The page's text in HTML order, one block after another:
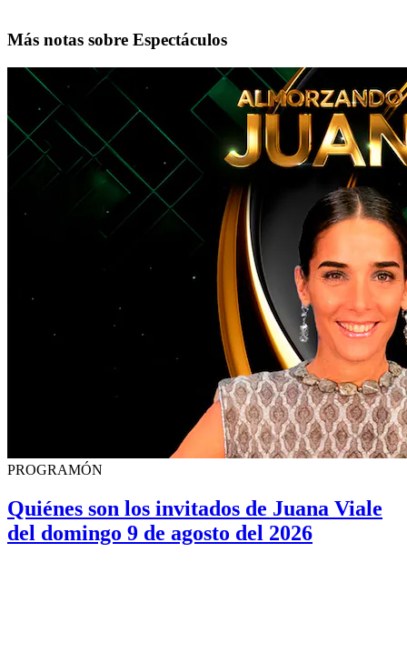
Más notas sobre Espectáculos
PROGRAMÓN
Quiénes son los invitados de Juana Viale
del domingo 9 de agosto del 2026